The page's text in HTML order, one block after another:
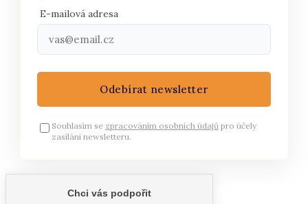
E-mailová adresa
Odebírat newsletter
Souhlasím se zpracováním osobních údajůpro účely
zasílání newsletteru.